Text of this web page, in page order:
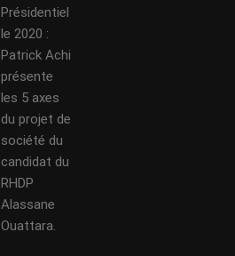
Présidentiel
le 2020 :
Patrick Achi
présente
les 5 axes
du projet de
société du
candidat du
RHDP
Alassane
Ouattara.